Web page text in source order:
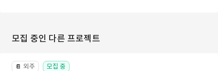
모집 중인 다른 프로젝트
📔 외주 모집 중